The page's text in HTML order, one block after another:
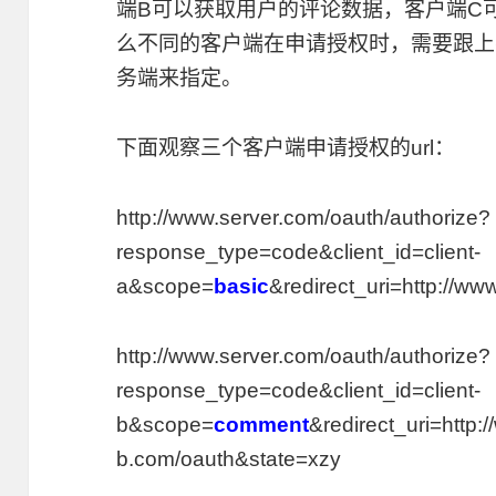
端B可以获取用户的评论数据，客户端C
么不同的客户端在申请授权时，需要跟
务端来指定。
下面观察三个客户端申请授权的url：
http://www.server.com/oauth/authorize?
response_type=code&client_id=client-
a&scope=basic&redirect_uri=http://
http://www.server.com/oauth/authorize?
response_type=code&client_id=client-
b&scope=comment
b.com/oauth&state=xzy